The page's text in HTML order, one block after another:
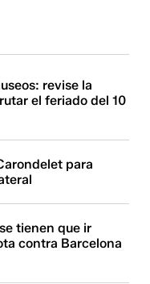
revise la
el feriado del 10
para
tienen que ir
contra Barcelona